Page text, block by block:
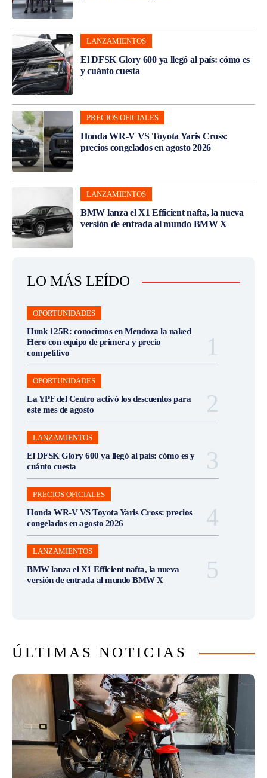
LANZAMIENTOS
El DFSK Glory 600 ya llegó al país: cómo es
y cuánto cuesta
PRECIOS OFICIALES
Honda WR-V VS Toyota Yaris Cross:
precios congelados en agosto 2026
LANZAMIENTOS
BMW lanza el X1 Efficient nafta, la nueva
versión de entrada al mundo BMW X
LO MÁS LEÍDO
OPORTUNIDADES
Hunk 125R: conocimos en Mendoza la naked
Hero con equipo de primera y precio
competitivo
OPORTUNIDADES
La YPF del Centro activó los descuentos para
este mes de agosto
LANZAMIENTOS
El DFSK Glory 600 ya llegó al país: cómo es y
cuánto cuesta
PRECIOS OFICIALES
Honda WR-V VS Toyota Yaris Cross: precios
congelados en agosto 2026
LANZAMIENTOS
BMW lanza el X1 Efficient nafta, la nueva
versión de entrada al mundo BMW X
ÚLTIMAS NOTICIAS